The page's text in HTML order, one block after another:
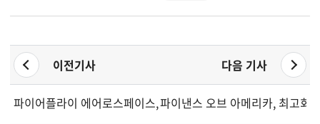
이전기사 다음 기사
파이어플라이 에어로스페이스, 회전신용한도 및 유동성 확대
파이낸스 오브 아메리카, 최고회